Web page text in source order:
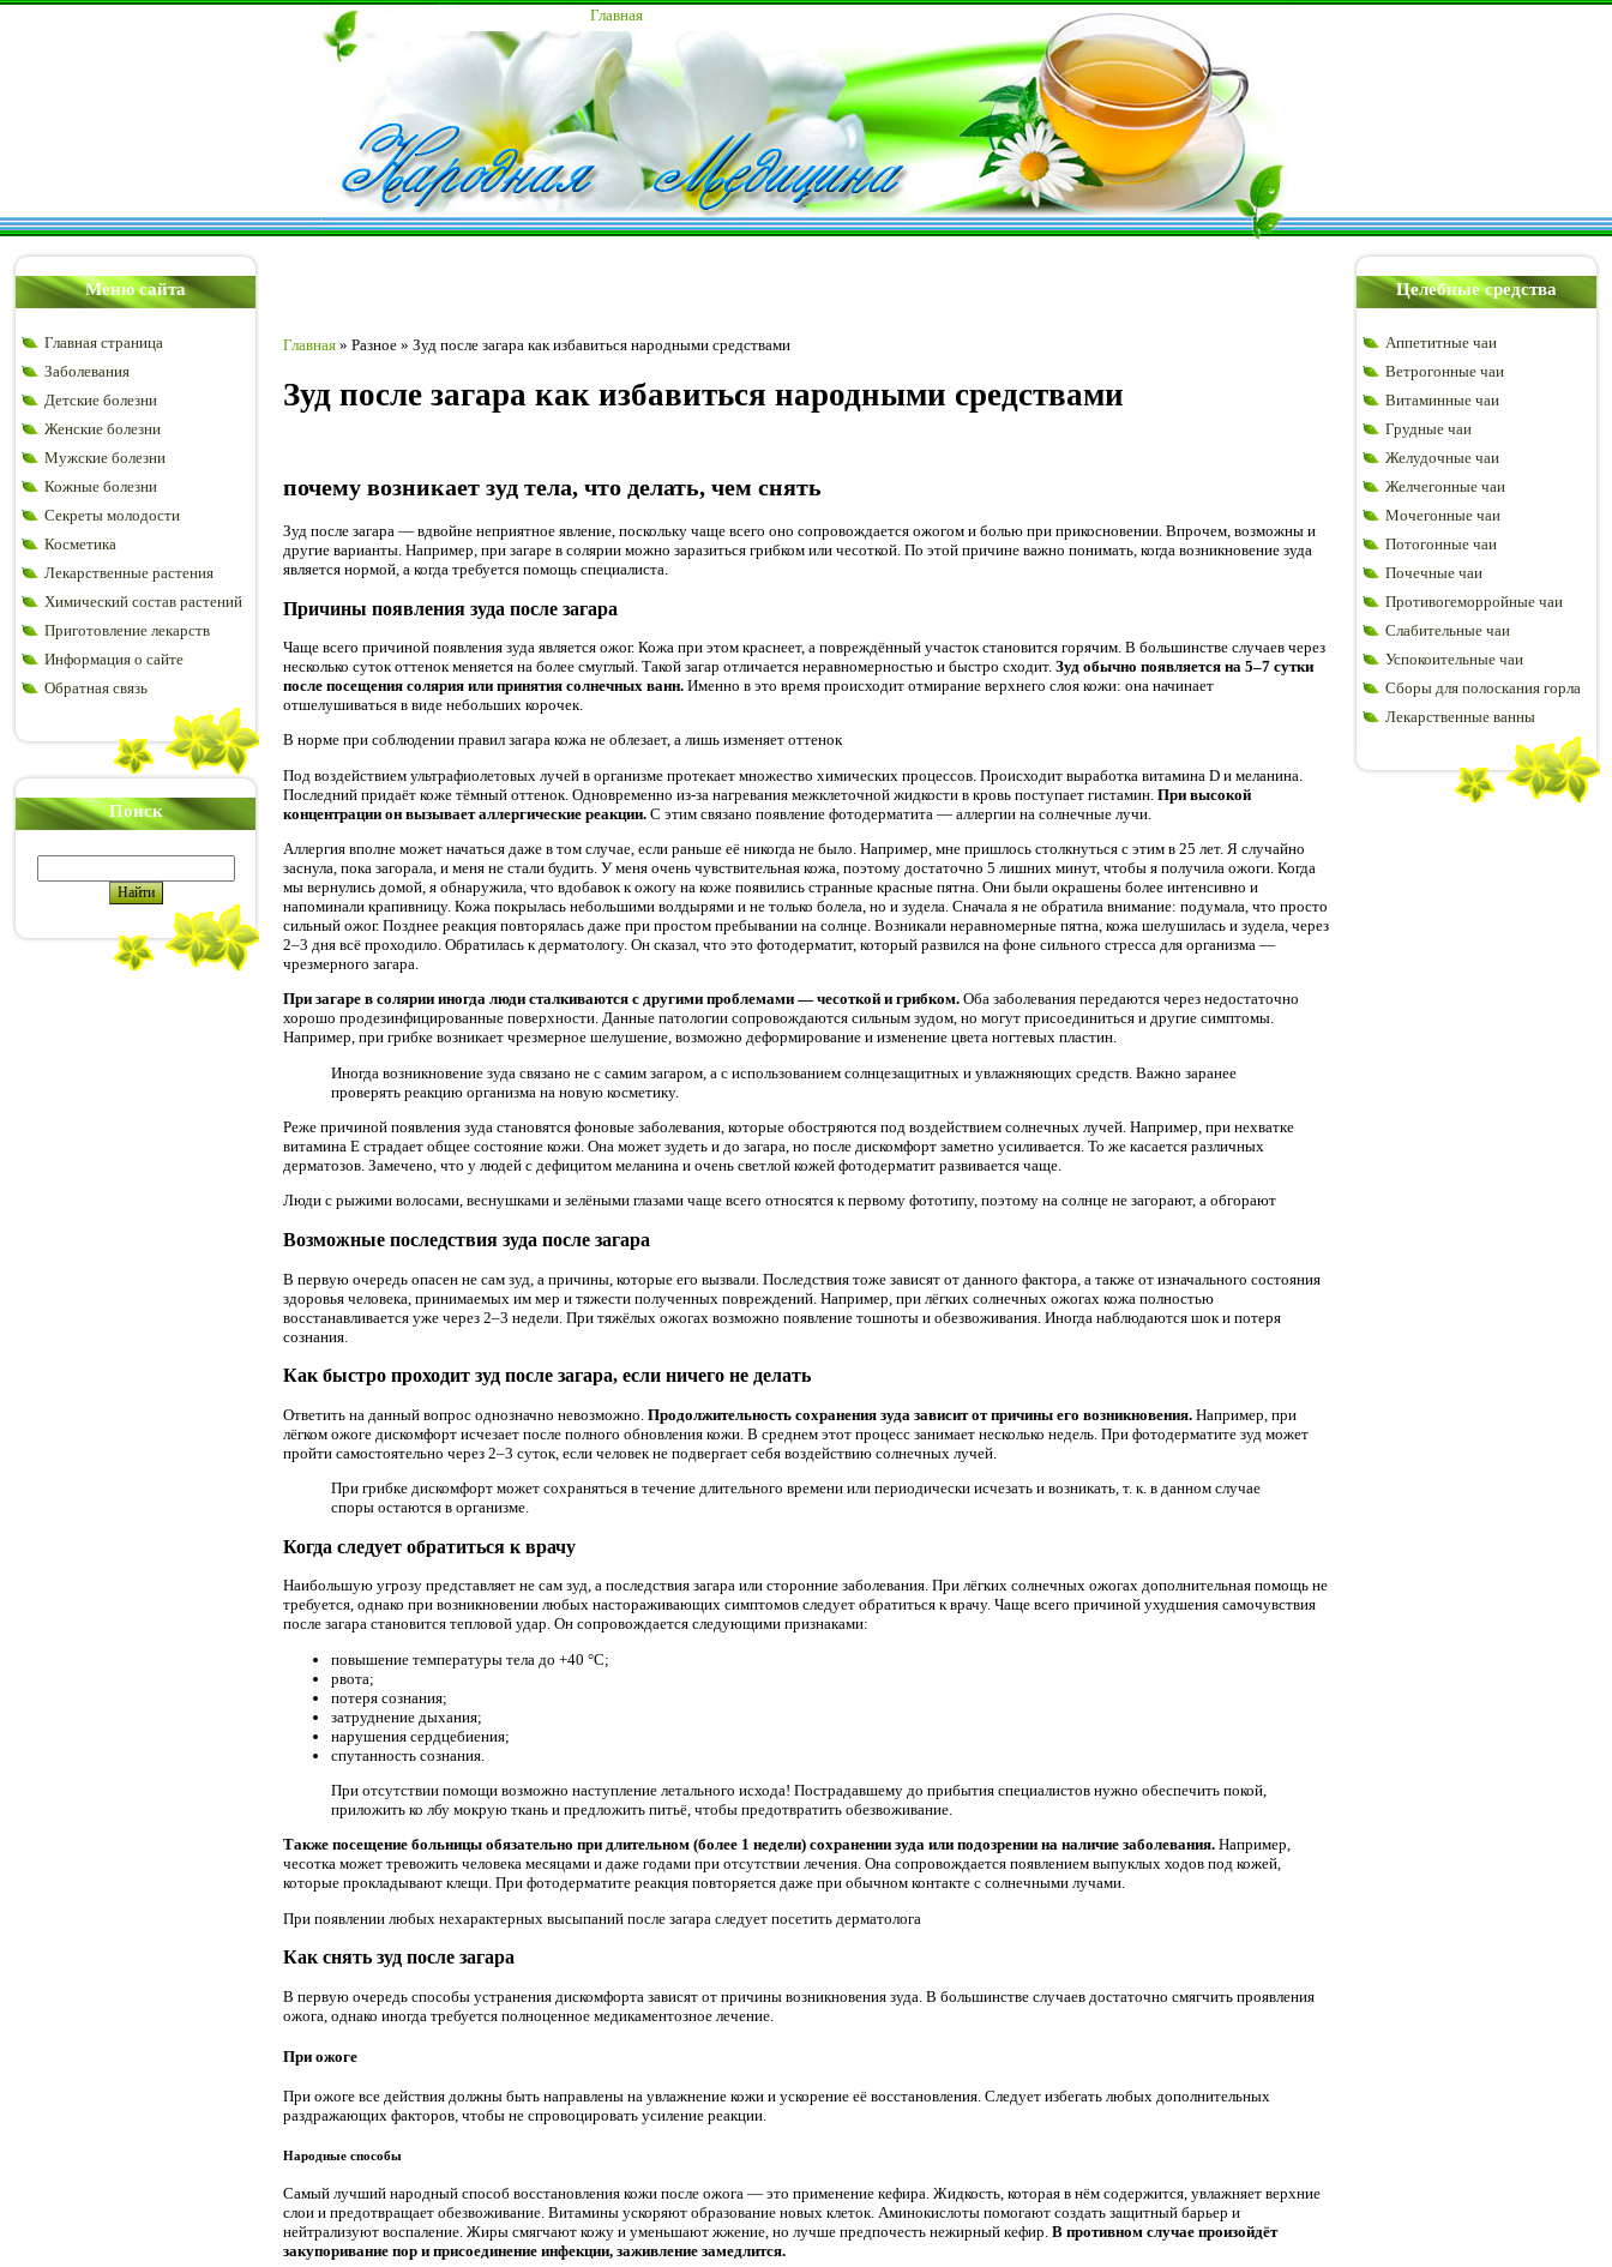
Главная
Меню сайта
Главная страница
Заболевания
Детские болезни
Женские болезни
Мужские болезни
Кожные болезни
Секреты молодости
Косметика
Лекарственные растения
Химический состав растений
Приготовление лекарств
Информация о сайте
Обратная связь
Поиск
Главная » Разное » Зуд после загара как избавиться народными средствами
Зуд после загара как избавиться народными средствами
почему возникает зуд тела, что делать, чем снять
Зуд после загара — вдвойне неприятное явление, поскольку чаще всего оно сопровождается ожогом и болью при прикосновении. Впрочем, возможны и
другие варианты. Например, при загаре в солярии можно заразиться грибком или чесоткой. По этой причине важно понимать, когда возникновение зуда
является нормой, а когда требуется помощь специалиста.
Причины появления зуда после загара
Чаще всего причиной появления зуда является ожог. Кожа при этом краснеет, а повреждённый участок становится горячим. В большинстве случаев через
несколько суток оттенок меняется на более смуглый. Такой загар отличается неравномерностью и быстро сходит. Зуд обычно появляется на 5–7 сутки
после посещения солярия или принятия солнечных ванн. Именно в это время происходит отмирание верхнего слоя кожи: она начинает
отшелушиваться в виде небольших корочек.
В норме при соблюдении правил загара кожа не облезает, а лишь изменяет оттенок
Под воздействием ультрафиолетовых лучей в организме протекает множество химических процессов. Происходит выработка витамина D и меланина.
Последний придаёт коже тёмный оттенок. Одновременно из-за нагревания межклеточной жидкости в кровь поступает гистамин. При высокой
концентрации он вызывает аллергические реакции. С этим связано появление фотодерматита — аллергии на солнечные лучи.
Аллергия вполне может начаться даже в том случае, если раньше её никогда не было. Например, мне пришлось столкнуться с этим в 25 лет. Я случайно
заснула, пока загорала, и меня не стали будить. У меня очень чувствительная кожа, поэтому достаточно 5 лишних минут, чтобы я получила ожоги. Когда
мы вернулись домой, я обнаружила, что вдобавок к ожогу на коже появились странные красные пятна. Они были окрашены более интенсивно и
напоминали крапивницу. Кожа покрылась небольшими волдырями и не только болела, но и зудела. Сначала я не обратила внимание: подумала, что просто
сильный ожог. Позднее реакция повторялась даже при простом пребывании на солнце. Возникали неравномерные пятна, кожа шелушилась и зудела, через
2–3 дня всё проходило. Обратилась к дерматологу. Он сказал, что это фотодерматит, который развился на фоне сильного стресса для организма —
чрезмерного загара.
При загаре в солярии иногда люди сталкиваются с другими проблемами — чесоткой и грибком. Оба заболевания передаются через недостаточно
хорошо продезинфицированные поверхности. Данные патологии сопровождаются сильным зудом, но могут присоединиться и другие симптомы.
Например, при грибке возникает чрезмерное шелушение, возможно деформирование и изменение цвета ногтевых пластин.
Иногда возникновение зуда связано не с самим загаром, а с использованием солнцезащитных и увлажняющих средств. Важно заранее
проверять реакцию организма на новую косметику.
Реже причиной появления зуда становятся фоновые заболевания, которые обостряются под воздействием солнечных лучей. Например, при нехватке
витамина E страдает общее состояние кожи. Она может зудеть и до загара, но после дискомфорт заметно усиливается. То же касается различных
дерматозов. Замечено, что у людей с дефицитом меланина и очень светлой кожей фотодерматит развивается чаще.
Люди с рыжими волосами, веснушками и зелёными глазами чаще всего относятся к первому фототипу, поэтому на солнце не загорают, а обгорают
Возможные последствия зуда после загара
В первую очередь опасен не сам зуд, а причины, которые его вызвали. Последствия тоже зависят от данного фактора, а также от изначального состояния
здоровья человека, принимаемых им мер и тяжести полученных повреждений. Например, при лёгких солнечных ожогах кожа полностью
восстанавливается уже через 2–3 недели. При тяжёлых ожогах возможно появление тошноты и обезвоживания. Иногда наблюдаются шок и потеря
сознания.
Как быстро проходит зуд после загара, если ничего не делать
Ответить на данный вопрос однозначно невозможно. Продолжительность сохранения зуда зависит от причины его возникновения. Например, при
лёгком ожоге дискомфорт исчезает после полного обновления кожи. В среднем этот процесс занимает несколько недель. При фотодерматите зуд может
пройти самостоятельно через 2–3 суток, если человек не подвергает себя воздействию солнечных лучей.
При грибке дискомфорт может сохраняться в течение длительного времени или периодически исчезать и возникать, т. к. в данном случае
споры остаются в организме.
Когда следует обратиться к врачу
Наибольшую угрозу представляет не сам зуд, а последствия загара или сторонние заболевания. При лёгких солнечных ожогах дополнительная помощь не
требуется, однако при возникновении любых настораживающих симптомов следует обратиться к врачу. Чаще всего причиной ухудшения самочувствия
после загара становится тепловой удар. Он сопровождается следующими признаками:
повышение температуры тела до +40 °C;
рвота;
потеря сознания;
затруднение дыхания;
нарушения сердцебиения;
спутанность сознания.
При отсутствии помощи возможно наступление летального исхода! Пострадавшему до прибытия специалистов нужно обеспечить покой,
приложить ко лбу мокрую ткань и предложить питьё, чтобы предотвратить обезвоживание.
Также посещение больницы обязательно при длительном (более 1 недели) сохранении зуда или подозрении на наличие заболевания. Например,
чесотка может тревожить человека месяцами и даже годами при отсутствии лечения. Она сопровождается появлением выпуклых ходов под кожей,
которые прокладывают клещи. При фотодерматите реакция повторяется даже при обычном контакте с солнечными лучами.
При появлении любых нехарактерных высыпаний после загара следует посетить дерматолога
Как снять зуд после загара
В первую очередь способы устранения дискомфорта зависят от причины возникновения зуда. В большинстве случаев достаточно смягчить проявления
ожога, однако иногда требуется полноценное медикаментозное лечение.
При ожоге
При ожоге все действия должны быть направлены на увлажнение кожи и ускорение её восстановления. Следует избегать любых дополнительных
раздражающих факторов, чтобы не спровоцировать усиление реакции.
Народные способы
Самый лучший народный способ восстановления кожи после ожога — это применение кефира. Жидкость, которая в нём содержится, увлажняет верхние
слои и предотвращает обезвоживание. Витамины ускоряют образование новых клеток. Аминокислоты помогают создать защитный барьер и
нейтрализуют воспаление. Жиры смягчают кожу и уменьшают жжение, но лучше предпочесть нежирный кефир. В противном случае произойдёт
закупоривание пор и присоединение инфекции, заживление замедлится.
Целебные средства
Аппетитные чаи
Ветрогонные чаи
Витаминные чаи
Грудные чаи
Желудочные чаи
Желчегонные чаи
Мочегонные чаи
Потогонные чаи
Почечные чаи
Противогеморройные чаи
Слабительные чаи
Успокоительные чаи
Сборы для полоскания горла
Лекарственные ванны